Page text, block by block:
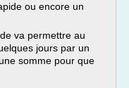
ou encore un
va permettre au
jours par un
somme pour que